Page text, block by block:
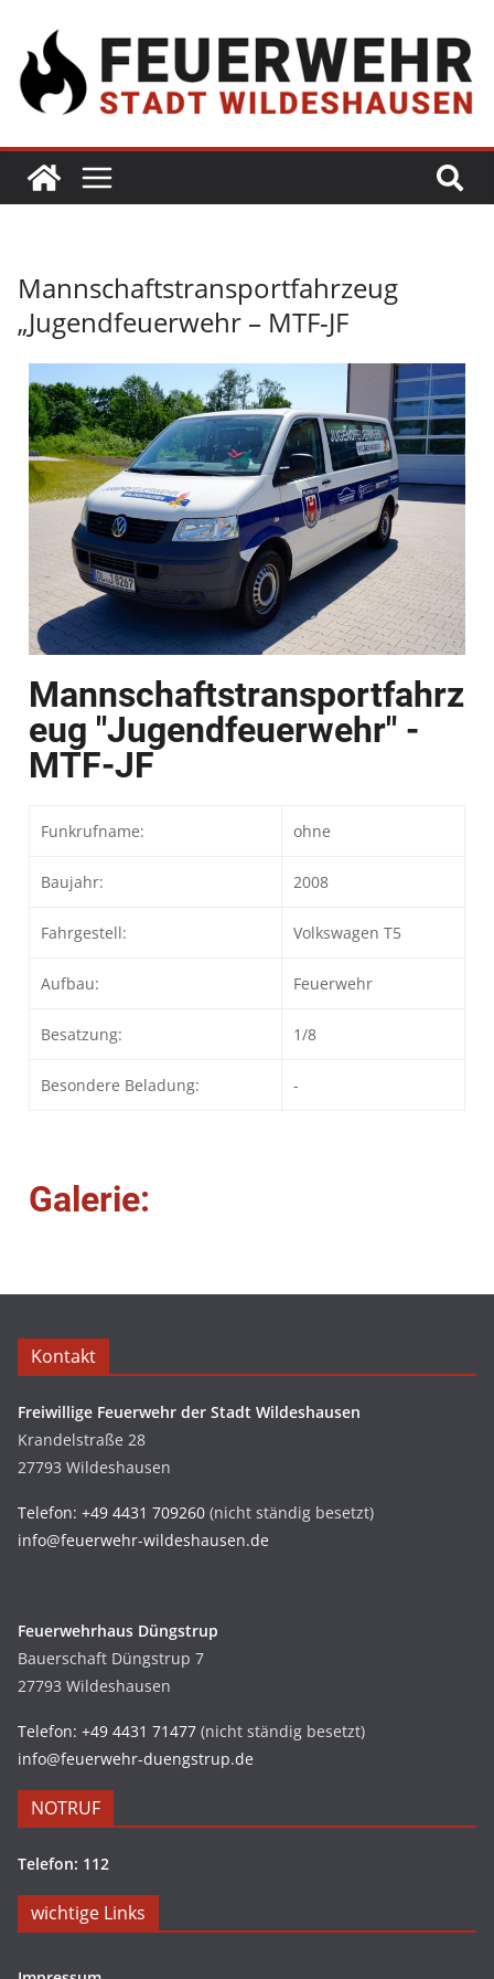
Mannschaftstransportfahrzeug
„Jugendfeuerwehr – MTF-JF
Mannschaftstransportfahrz
eug "Jugendfeuerwehr" -
MTF-JF
Funkrufname: ohne
Baujahr: 2008
Fahrgestell: Volkswagen T5
Aufbau: Feuerwehr
Besatzung: 1/8
Besondere Beladung: -
Galerie:
Kontakt
Freiwillige Feuerwehr der Stadt Wildeshausen
Krandelstraße 28
27793 Wildeshausen
Telefon: +49 4431 709260 (nicht ständig besetzt)
info@feuerwehr-wildeshausen.de
Feuerwehrhaus Düngstrup
Bauerschaft Düngstrup 7
27793 Wildeshausen
Telefon: +49 4431 71477 (nicht ständig besetzt)
info@feuerwehr-duengstrup.de
NOTRUF
Telefon: 112
wichtige Links